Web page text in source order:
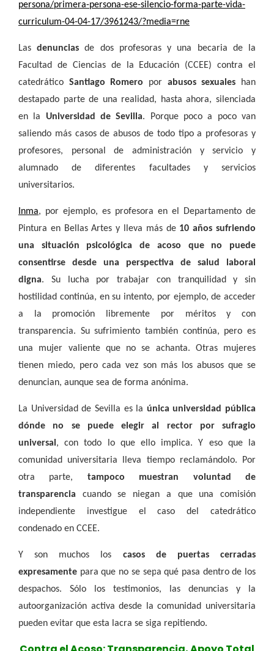
persona/primera-persona-ese-silencio-forma-parte-vida-
curriculum-04-04-17/3961243/?media=rne
Lasdenunciasde dos profesoras y una becaria de la
Facultad de Ciencias de la Educación (CCEE) contra el
catedrático Santiago Romero por abusos sexuales
han
destapado parte de una realidad, hasta ahora, silenciada
en la Universidad de Sevilla. Porque poco a poco van
saliendo más casos de abusos de todo tipo a profesoras y
profesores, personal de administración y servicio y
alumnado de diferentes facultades y servicios
universitarios.
Inma, por ejemplo, es profesora en el Departamento de
Pintura en Bellas Artes y lleva más de 10 años sufriendo
una situación psicológica de acoso que no puede
consentirse desde una perspectiva de salud laboral
digna. Su lucha por trabajar con tranquilidad y sin
hostilidad continúa, en su intento, por ejemplo, de acceder
a la promoción libremente por méritos y con
transparencia. Su sufrimiento también continúa, pero es
una mujer valiente que no se achanta. Otras mujeres
tienen miedo, pero cada vez son más los abusos que se
denuncian, aunque sea de forma anónima.
La Universidad de Sevilla es la única universidad pública
dónde no se puede elegir al rector por sufragio
universal , con todo lo que ello implica. Y eso que la
comunidad universitaria lleva tiempo reclamándolo. Por
otra parte, tampoco muestran voluntad de
transparencia cuando se niegan a que una comisión
independiente investigue el caso del catedrático
condenado en CCEE.
Y son muchos los casos de puertas cerradas
expresamente para que no se sepa qué pasa dentro de los
despachos. Sólo los testimonios, las denuncias y la
autoorganización activa desde la comunidad universitaria
pueden evitar que esta lacra se siga repitiendo.